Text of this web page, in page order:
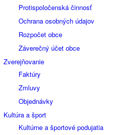
Protispoločenská činnosť
Ochrana osobných údajov
Rozpočet obce
Záverečný účet obce
Zverejňovanie
Faktúry
Zmluvy
Objednávky
Kultúra a šport
Kultúrne a športové podujatia